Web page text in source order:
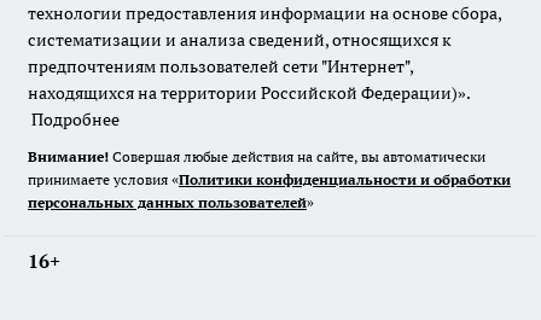
технологии предоставления информации на основе сбора,
систематизации и анализа сведений, относящихся к
предпочтениям пользователей сети "Интернет",
находящихся на территории Российской Федерации)».
Подробнее
Внимание! Совершая любые действия на сайте, вы автоматически
принимаете условия «Политики конфиденциальности и обработки
персональных данных пользователей»
16+